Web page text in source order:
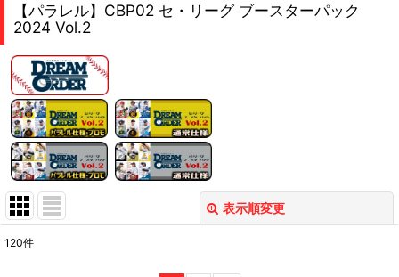
【パラレル】CBP02 セ・リーグ ブースターパック
2024 Vol.2
表示順変更
120件